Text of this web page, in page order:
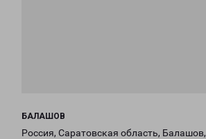
БАЛАШОВ
Россия, Саратовская область, Балашов,